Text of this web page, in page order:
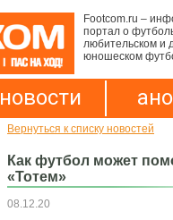
Footcom.ru –
портал о
любительском и
юношеском
новости
Вернуться к списку новостей
Как футбол может
«Тотем»
08.12.20